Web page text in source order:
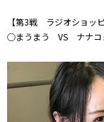
【第3戦 ラジオショッ
○まうまう VS ナナ